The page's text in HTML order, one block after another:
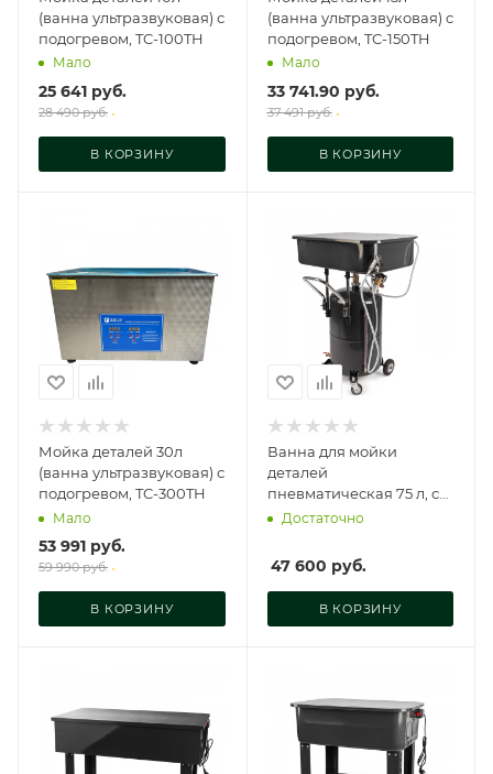
(ванна ультразвуковая) с
подогревом, TC-100TH
Мало
25 641 руб.
28 490руб.
В КОРЗИНУ
(ванна ультразвуковая) с
подогревом, TC-150TH
Мало
33 741.90 руб.
37 491руб.
В КОРЗИНУ
Мойка деталей 30л
(ванна ультразвуковая) с
подогревом, TC-300TH
Мало
53 991 руб.
59 990руб.
В КОРЗИНУ
Ванна для мойки
деталей
пневматическая 75 л, с
бочкой, RT-PDCT
Достаточно
47 600 руб.
В КОРЗИНУ